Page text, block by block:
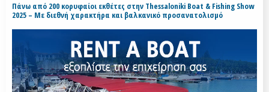
Πάνω από 200 κορυφαίοι εκθέτες στην Thessaloniki Boat & Fishing Show
2025 – Με διεθνή χαρακτήρα και βαλκανικό προσανατολισμό